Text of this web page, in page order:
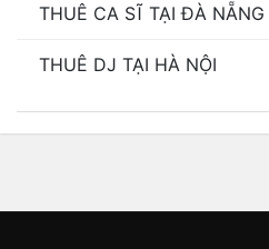
THUÊ CA SĨ TẠI ĐÀ NẴNG
THUÊ DJ TẠI HÀ NỘI